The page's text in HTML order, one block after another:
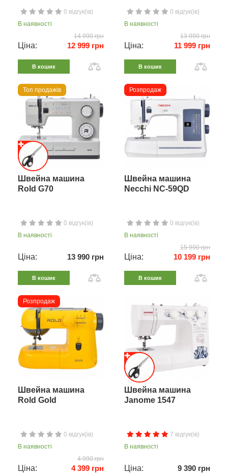
0 відгук(ів)
В наявності
14 990 грн
Ціна: 12 999 грн
В кошик
0 відгук(ів)
В наявності
13 990 грн
Ціна: 11 999 грн
В кошик
Топ продажів
Швейна машина
Rold G70
0 відгук(ів)
В наявності
Ціна: 13 990 грн
В кошик
Розпродаж
Швейна машина
Necchi NC-59QD
0 відгук(ів)
В наявності
15 990 грн
Ціна: 10 199 грн
В кошик
Розпродаж
Швейна машина
Rold Gold
0 відгук(ів)
В наявності
4 990 грн
Ціна: 4 399 грн
Швейна машина
Janome 1547
7 відгук(ів)
В наявності
Ціна: 9 390 грн